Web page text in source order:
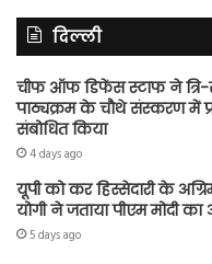
दिल्ली
चीफ ऑफ डिफेंस स्टाफ ने त्रि-
पाठ्यक्रम के चौथे संस्करण में
संबोधित किया
4 days ago
यूपी को कर हिस्सेदारी के
योगी ने जताया पीएम मोदी
5 days ago